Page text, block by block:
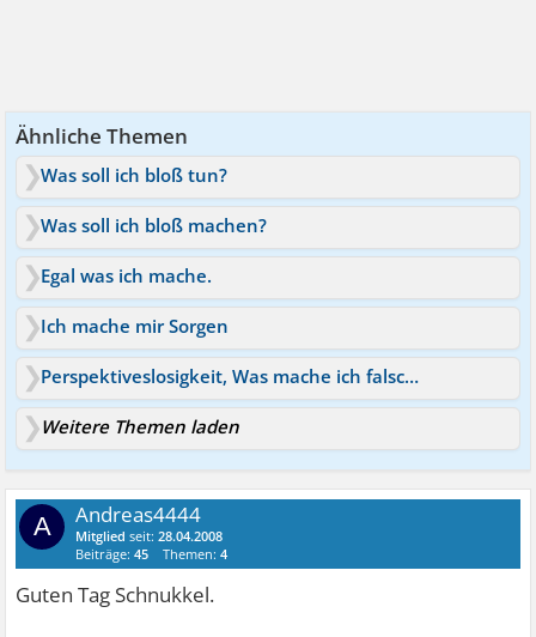
Ähnliche Themen
Was soll ich bloß tun?
Was soll ich bloß machen?
Egal was ich mache.
Ich mache mir Sorgen
Perspektiveslosigkeit, Was mache ich falsch?
Weitere Themen laden
A Andreas4444
Mitglied seit:28.04.2008
Beiträge:45 Themen:4
Guten Tag Schnukkel.